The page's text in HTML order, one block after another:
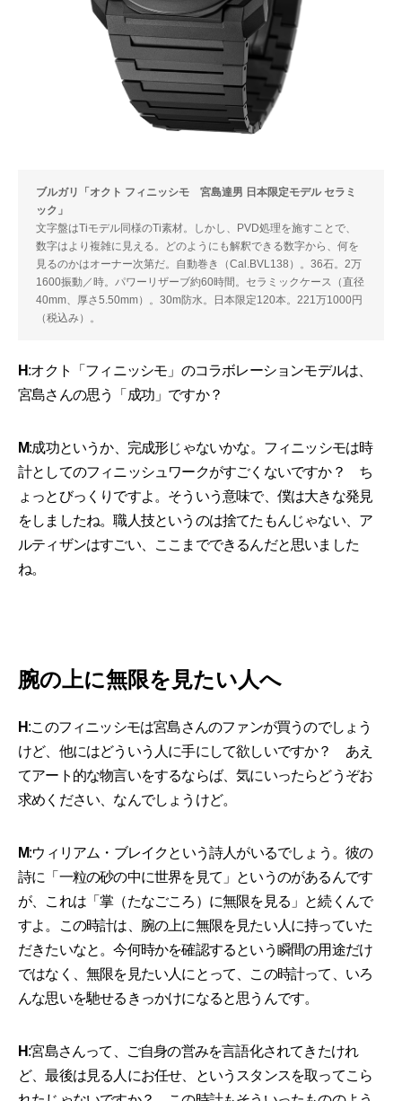
ブルガリ「オクト フィニッシモ 宮島達男 日本限定モデル セラミ
ック」
文字盤はTiモデル同様のTi素材。しかし、PVD処理を施すことで、
数字はより複雑に見える。どのようにも解釈できる数字から、何を
見るのかはオーナー次第だ。自動巻き（Cal.BVL138）。36石。2万
1600振動／時。パワーリザーブ約60時間。セラミックケース（直径
40mm、厚さ5.50mm）。30m防水。日本限定120本。221万1000円
（税込み）。
H:オクト「フィニッシモ」のコラボレーションモデルは、
宮島さんの思う「成功」ですか？
M:成功というか、完成形じゃないかな。フィニッシモは時
計としてのフィニッシュワークがすごくないですか？ ち
ょっとびっくりですよ。そういう意味で、僕は大きな発見
をしましたね。職人技というのは捨てたもんじゃない、ア
ルティザンはすごい、ここまでできるんだと思いました
ね。
腕の上に無限を見たい人へ
H:このフィニッシモは宮島さんのファンが買うのでしょう
けど、他にはどういう人に手にして欲しいですか？ あえ
てアート的な物言いをするならば、気にいったらどうぞお
求めください、なんでしょうけど。
M:ウィリアム・ブレイクという詩人がいるでしょう。彼の
詩に「一粒の砂の中に世界を見て」というのがあるんです
が、これは「掌（たなごころ）に無限を見る」と続くんで
すよ。この時計は、腕の上に無限を見たい人に持っていた
だきたいなと。今何時かを確認するという瞬間の用途だけ
ではなく、無限を見たい人にとって、この時計って、いろ
んな思いを馳せるきっかけになると思うんです。
H:宮島さんって、ご自身の営みを言語化されてきたけれ
ど、最後は見る人にお任せ、というスタンスを取ってこら